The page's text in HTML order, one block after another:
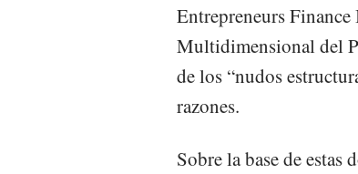
Entrepreneurs
Multidimensional del
de los “nudos
razones.
Sobre la base de estas